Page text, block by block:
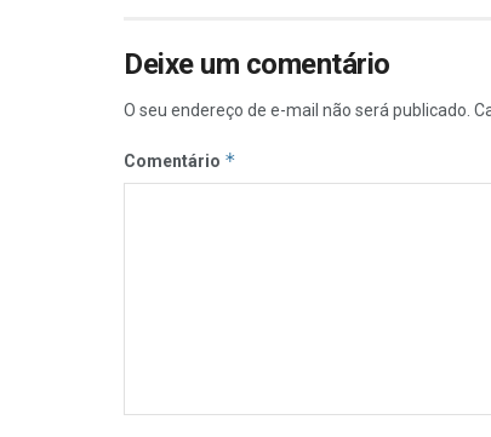
Deixe um comentário
O seu endereço de e-mail não será publicado.
Comentário *